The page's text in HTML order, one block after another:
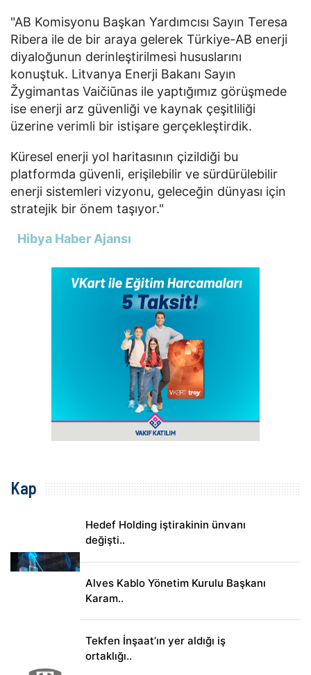
"AB Komisyonu Başkan Yardımcısı Sayın Teresa
Ribera ile de bir araya gelerek Türkiye-AB enerji
diyaloğunun derinleştirilmesi hususlarını
konuştuk. Litvanya Enerji Bakanı Sayın
Žygimantas Vaičiūnas ile yaptığımız görüşmede
ise enerji arz güvenliği ve kaynak çeşitliliği
üzerine verimli bir istişare gerçekleştirdik.
Küresel enerji yol haritasının çizildiği bu
platformda güvenli, erişilebilir ve sürdürülebilir
enerji sistemleri vizyonu, geleceğin dünyası için
stratejik bir önem taşıyor."
Hibya Haber Ajansı
Kap
Hedef Holding iştirakinin ünvanı
değişti..
Alves Kablo Yönetim Kurulu Başkanı
Karam..
Tekfen İnşaat’ın yer aldığı iş
ortaklığı..